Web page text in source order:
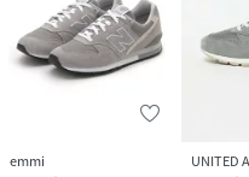
性別タイプ
原産国 ベトナム
アウトソ
emmi
UNITED